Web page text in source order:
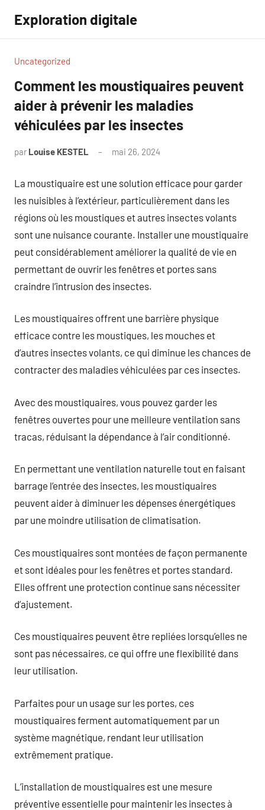
contenu
Exploration digitale
Uncategorized
Comment les moustiquaires peuvent
aider à prévenir les maladies
véhiculées par les insectes
par Louise KESTEL mai 26, 2024
La moustiquaire est une solution efficace pour garder
les nuisibles à l’extérieur, particulièrement dans les
régions où les moustiques et autres insectes volants
sont une nuisance courante. Installer une moustiquaire
peut considérablement améliorer la qualité de vie en
permettant de ouvrir les fenêtres et portes sans
craindre l’intrusion des insectes.
Les moustiquaires offrent une barrière physique
efficace contre les moustiques, les mouches et
d’autres insectes volants, ce qui diminue les chances de
contracter des maladies véhiculées par ces insectes.
Avec des moustiquaires, vous pouvez garder les
fenêtres ouvertes pour une meilleure ventilation sans
tracas, réduisant la dépendance à l’air conditionné.
En permettant une ventilation naturelle tout en faisant
barrage l’entrée des insectes, les moustiquaires
peuvent aider à diminuer les dépenses énergétiques
par une moindre utilisation de climatisation.
Ces moustiquaires sont montées de façon permanente
et sont idéales pour les fenêtres et portes standard.
Elles offrent une protection continue sans nécessiter
d’ajustement.
Ces moustiquaires peuvent être repliées lorsqu’elles ne
sont pas nécessaires, ce qui offre une flexibilité dans
leur utilisation.
Parfaites pour un usage sur les portes, ces
moustiquaires ferment automatiquement par un
système magnétique, rendant leur utilisation
extrêmement pratique.
L’installation de moustiquaires est une mesure
préventive essentielle pour maintenir les insectes à